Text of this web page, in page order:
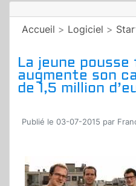
Accueil > Logiciel >
La jeune
augmente son
de 1,5 million
Publié le 03-07-2015 par